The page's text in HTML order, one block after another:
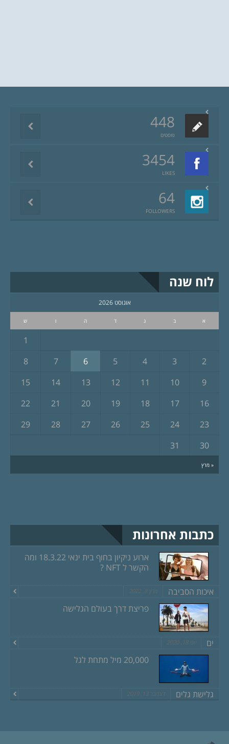
448
פוסטים
3454
LIKES
64
FOLLOWERS
לוח שנה
אוגוסט 2026
א ב ג ד ה ו ש
« מרץ
1
2
3
4
5
6
7
8
9
10
11
12
13
14
15
16
17
18
19
20
21
22
23
24
25
26
27
28
29
30
31
כתבות אחרונות
ארוע ניקיון בחוף בית ינאי 18.3.22 ומה
הקשר ל NFT ?
איכות הסביבה מרץ 8, 2022
פריצת דרך בעולם הגלישה
ים יוני 18, 2020
20,000 מיל מתחת לגל
גלישת גלים דצמבר 13, 2019